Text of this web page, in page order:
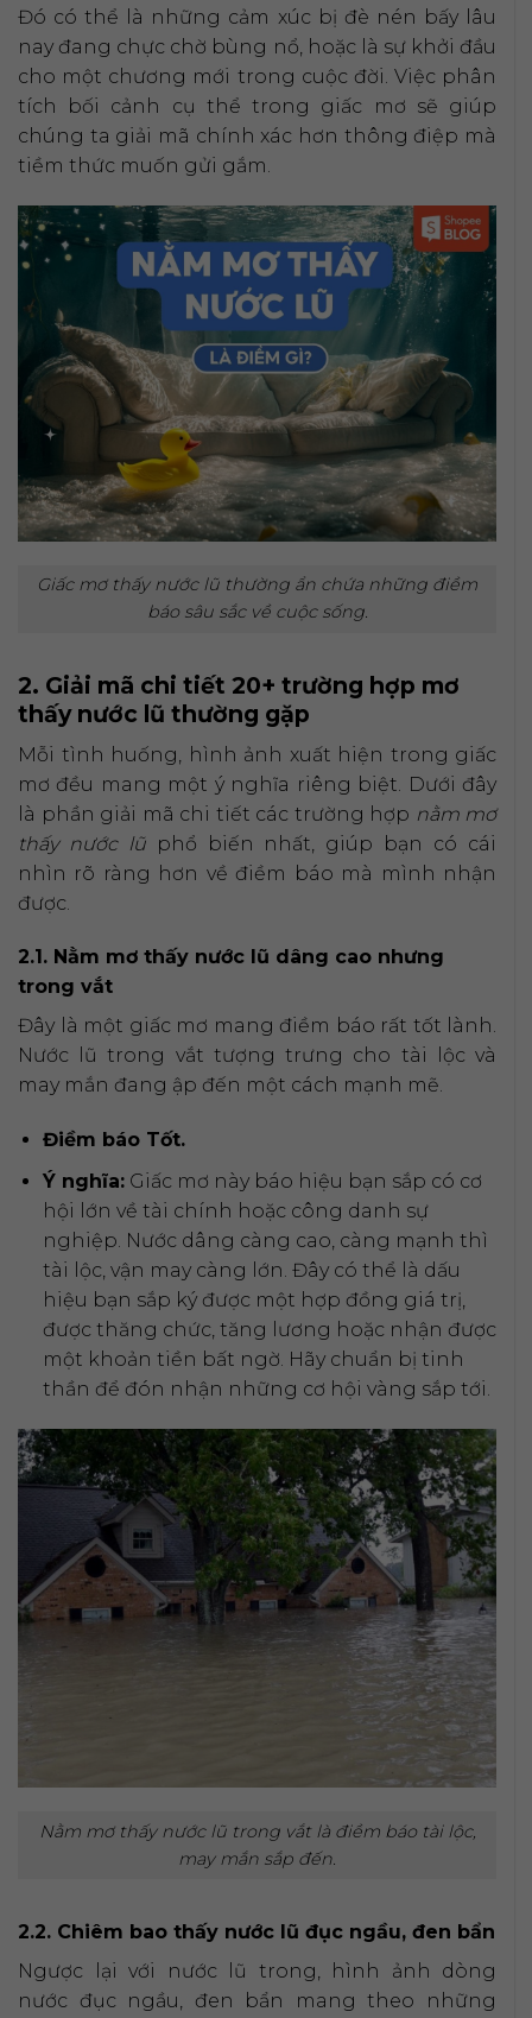
Đó có thể là những cảm xúc bị đè nén bấy lâu
nay đang chực chờ bùng nổ, hoặc là sự khởi đầu
cho một chương mới trong cuộc đời. Việc phân
tích bối cảnh cụ thể trong giấc mơ sẽ giúp
chúng ta giải mã chính xác hơn thông điệp mà
tiềm thức muốn gửi gắm.
Giấc mơ thấy nước lũ thường ẩn chứa những điềm
báo sâu sắc về cuộc sống.
2. Giải mã chi tiết 20+ trường hợp mơ
thấy nước lũ thường gặp
Mỗi tình huống, hình ảnh xuất hiện trong giấc
mơ đều mang một ý nghĩa riêng biệt. Dưới đây
là phần giải mã chi tiết các trường hợp nằm mơ
thấy nước lũphổ biến nhất, giúp bạn có cái
nhìn rõ ràng hơn về điềm báo mà mình nhận
được.
2.1. Nằm mơ thấy nước lũ dâng cao nhưng
trong vắt
Đây là một giấc mơ mang điềm báo rất tốt lành.
Nước lũ trong vắt tượng trưng cho tài lộc và
may mắn đang ập đến một cách mạnh mẽ.
Điềm báo Tốt.
Ý nghĩa:Giấc mơ này báo hiệu bạn sắp có cơ
hội lớn về tài chính hoặc công danh sự
nghiệp. Nước dâng càng cao, càng mạnh thì
tài lộc, vận may càng lớn. Đây có thể là dấu
hiệu bạn sắp ký được một hợp đồng giá trị,
được thăng chức, tăng lương hoặc nhận được
một khoản tiền bất ngờ. Hãy chuẩn bị tinh
thần để đón nhận những cơ hội vàng sắp tới.
Nằm mơ thấy nước lũ trong vắt là điềm báo tài lộc,
may mắn sắp đến.
2.2. Chiêm bao thấy nước lũ đục ngầu, đen bẩn
Ngược lại với nước lũ trong, hình ảnh dòng
nước đục ngầu, đen bẩn mang theo những